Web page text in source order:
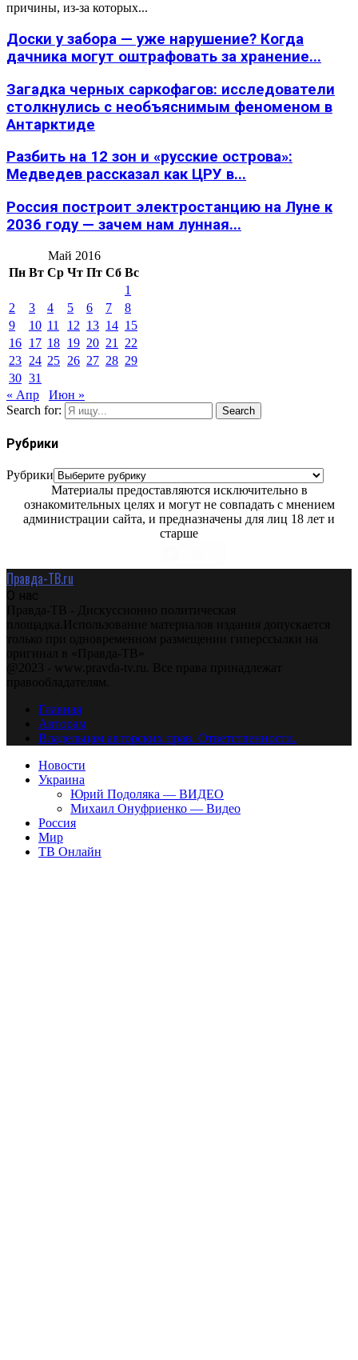
причины, из-за которых...
Доски у забора — уже нарушение? Когда
дачника могут оштрафовать за хранение...
Загадка черных саркофагов: исследователи
столкнулись с необъяснимым феноменом в
Антарктиде
Разбить на 12 зон и «русские острова»:
Медведев рассказал как ЦРУ в...
Россия построит электростанцию на Луне к
2036 году — зачем нам лунная...
Май 2016
Пн Вт Ср Чт Пт Сб Вс
1
2
3 4 5 6 7
8
9
10 11 12 13 14 15
16 17 18 19 20 21
22
23 24 25 26 27 28 29
30 31
« Апр
Июн »
Search for:
Search
Рубрики
Рубрики
Материалы предоставляются исключительно в
ознакомительных целях и могут не совпадать с мнением
администрации сайта, и предназначены для лиц 18 лет и
старше
Правда-ТВ.ru
О нас
Правда-ТВ - Дискуссионно политическая
площадка.Использование материалов издания допускается
только при одновременном размещении гиперссылки на
оригинал в «Правда-ТВ»
@2023 - www.pravda-tv.ru. Все права принадлежат
правообладателям.
Главная
Авторам
Владельцам авторских прав. Ответственности.
Новости
Украина
Юрий Подоляка — ВИДЕО
Михаил Онуфриенко — Видео
Россия
Мир
ТВ Онлайн